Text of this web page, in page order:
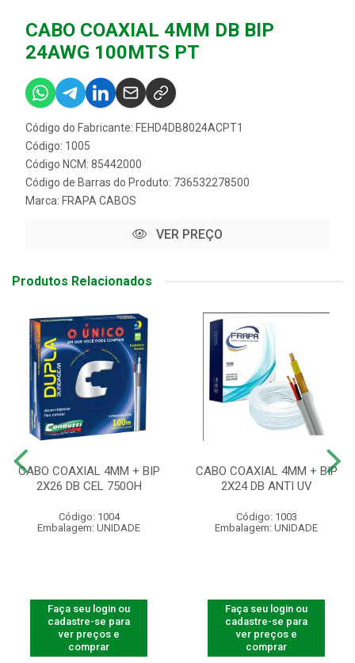
CABO COAXIAL 4MM DB BIP
24AWG 100MTS PT
Código do Fabricante: FEHD4DB8024ACPT1
Código: 1005
Código NCM: 85442000
Código de Barras do Produto: 736532278500
Marca: FRAPA CABOS
VER PREÇO
Produtos Relacionados
CABO COAXIAL 4MM + BIP
2X26 DB CEL 750OH
Código: 1004
Embalagem: UNIDADE
Faça seu login ou
cadastre-se para
ver preços e
comprar
CABO COAXIAL 4MM + BIP
2X24 DB ANTI UV
Código: 1003
Embalagem: UNIDADE
Faça seu login ou
cadastre-se para
ver preços e
comprar